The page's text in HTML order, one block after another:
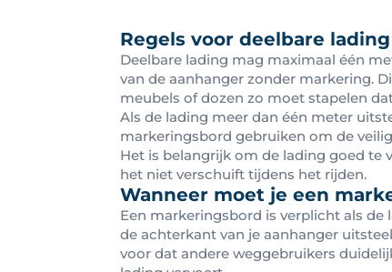
Regels voor deelbare lading
Deelbare lading mag maximaal één
van de aanhanger zonder markering.
meubels of dozen zo moet stapelen
Als de lading meer dan één meter
markeringsbord gebruiken om de
Het is belangrijk om de lading goed te
het niet verschuift tijdens het rijden.
Wanneer moet je een
Een markeringsbord is verplicht als de
de achterkant van je aanhanger
voor dat andere weggebruikers